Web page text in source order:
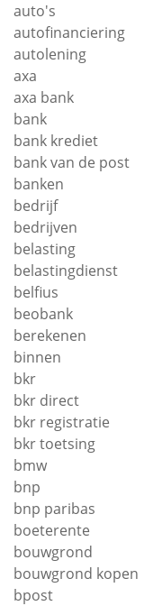
auto's
autofinanciering
autolening
axa
axa bank
bank
bank krediet
bank van de post
banken
bedrijf
bedrijven
belasting
belastingdienst
belfius
beobank
berekenen
binnen
bkr
bkr direct
bkr registratie
bkr toetsing
bmw
bnp
bnp paribas
boeterente
bouwgrond
bouwgrond kopen
bpost